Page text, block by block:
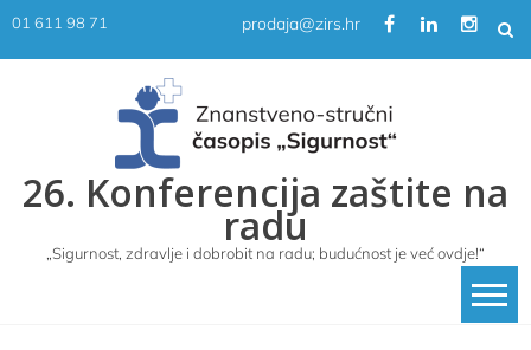
Skip01 611 98 71 prodaja@zirs.hr
26. Konferencija zaštite na
radu
„Sigurnost, zdravlje i dobrobit na radu; budućnost je već ovdje!“